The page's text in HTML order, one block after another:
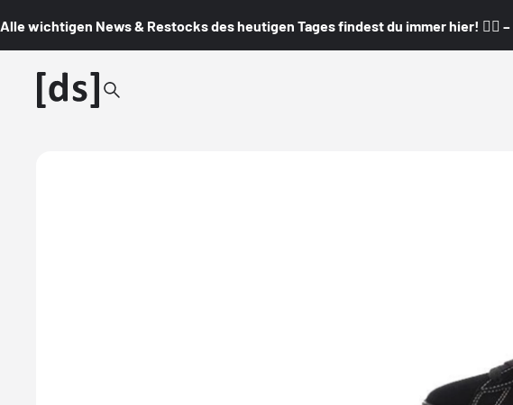
Alle wichtigen News & Restocks des heutigen Tages findest du immer hier! 👇🏼 –